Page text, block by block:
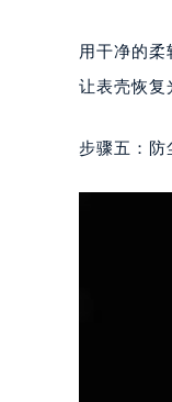
用干净的
让表壳恢复
步骤五：防